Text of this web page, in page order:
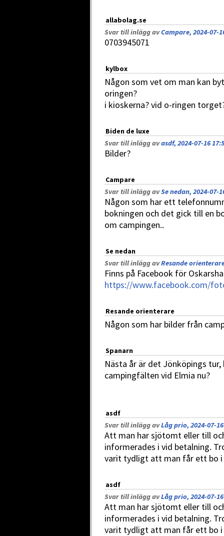
allabolag.se
Svar till inlägg avCampare, 2024-07-
0703945071
kylbox
Någon som vet om man kan
oringen?
i kioskerna? vid o-ringen
Biden de luxe
Svar till inlägg avasdf, 2024-07-16
Bilder?
Campare
Svar till inlägg avSe nedan, 2024-07-
Någon som har ett
bokningen och det gick till en
om campingen..
Se nedan
Svar till inlägg avResande
Finns på Facebook för
https://www.facebook.com/
Resande orienterare
Någon som har bilder från
Spanarn
Nästa år är det Jönköpings
campingfälten vid Elmia nu?
asdf
Svar till inlägg avLåg prio, 2024-07-
Att man har sjötomt eller till
informerades i vid betalning.
varit tydligt att man får ett bo i
asdf
Svar till inlägg avLåg prio, 2024-07-
Att man har sjötomt eller till
informerades i vid betalning.
varit tydligt att man får ett bo i